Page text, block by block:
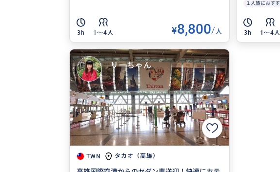
3h 1〜4人 ¥8,800/人
１人旅におす
3h 1〜4人
TWN タカオ（高雄）
リーちゃん